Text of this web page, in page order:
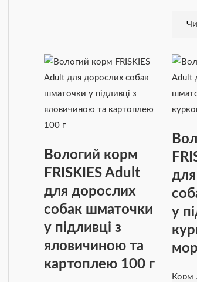
Вологий корм
FRISKIES Adult
для дорослих
собак шматочки
у підливці з
яловичиною та
картоплею 100 г
у
Корм